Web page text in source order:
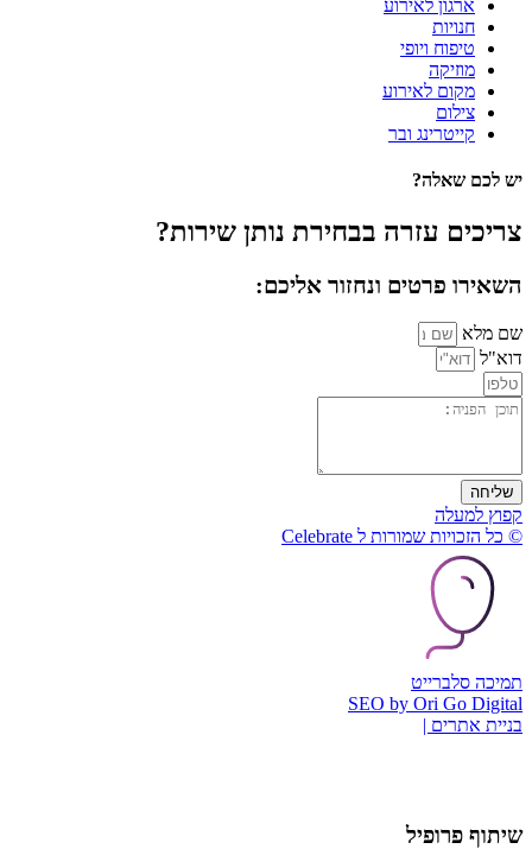
ארגון לאירוע
חנויות
טיפוח ויופי
מוזיקה
מקום לאירוע
צילום
קייטרינג ובר
יש לכם שאלה?
צריכים עזרה בבחירת נותן שירות?
השאירו פרטים ונחזור אליכם:
שם מלא
דוא"ל
שליחה
קפוץ למעלה
© כל הזכויות שמורות ל Celebrate
תמיכה סלברייט
SEO by Ori Go Digital
בניית אתרים |
שיתוף פרופיל